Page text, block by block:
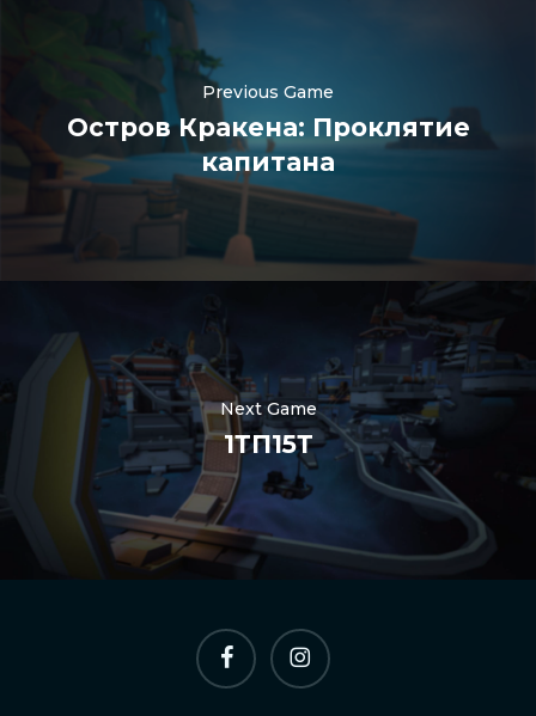
Previous Game
Остров Кракена: Проклятие
капитана
Next Game
1ТП15Т
фейсбук инстаграм
العربية
हिन्दी
日本語
Polski
한국어
Nederlands